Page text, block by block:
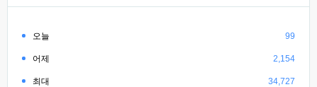
오늘 99
어제 2,154
최대 34,727